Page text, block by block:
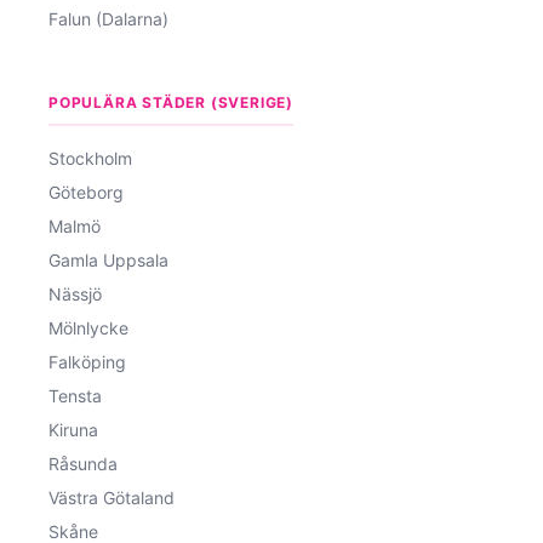
Falun (Dalarna)
POPULÄRA STÄDER (SVERIGE)
Stockholm
Göteborg
Malmö
Gamla Uppsala
Nässjö
Mölnlycke
Falköping
Tensta
Kiruna
Råsunda
Västra Götaland
Skåne